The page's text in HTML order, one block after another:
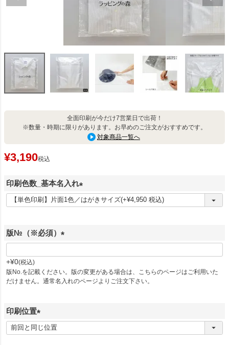
全面印刷が今だけ7営業日で出荷！
※数量・時期に限りがあります。お早めのご注文がおすすめです。
対象商品一覧へ
¥3,190税込
印刷色数_基本名入れ
(
必
版№（※必須）
必
須
)
+¥0 税込
版No.を記載ください。版の変更がある場合は、こちらのページはご利用いた
だけません。通常名入れのページよりご注文下さい。
印刷位置
(
必